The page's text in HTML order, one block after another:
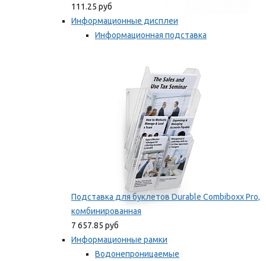
111.25 руб
Информационные дисплеи
Информационная подставка
Подставка для буклетов Durable Combiboxx Pro,
комбинированная
7 657.85 руб
Информационные рамки
Водонепроницаемые